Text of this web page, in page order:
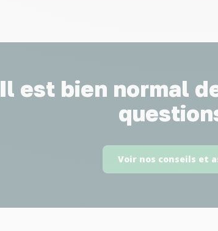
Il est bien normal
Voir nos conseils et